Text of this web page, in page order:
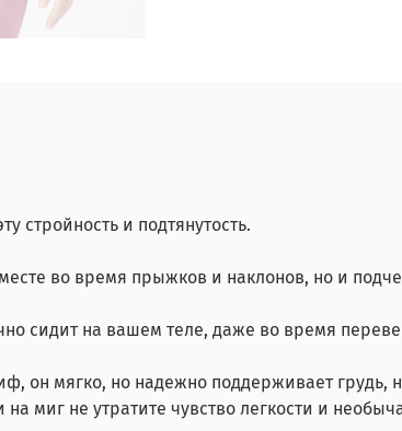
стройность и подтянутость.
во время прыжков и наклонов, но и
сидит на вашем теле, даже во время
он мягко, но надежно поддерживает
миг не утратите чувство легкости и